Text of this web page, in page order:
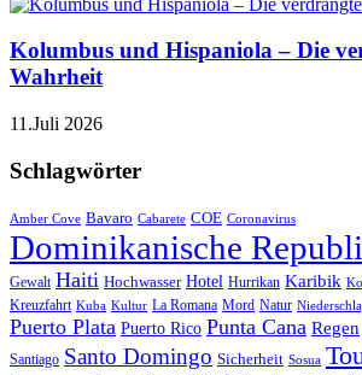
Kolumbus und Hispaniola – Die
Wahrheit
11.Juli 2026
Schlagwörter
Amber Cove Bavaro Cabarete COE Coronavirus
Dominikanische
Gewalt Haiti Hochwasser Hotel Hurrikan Karibik
Kreuzfahrt Kuba Kultur La Romana Mord Natur
Puerto Plata Puerto Rico Punta Cana Regen
Santiago Santo Domingo Sicherheit Sosua